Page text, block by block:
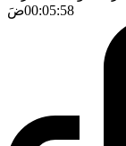
00:05:58ضَ